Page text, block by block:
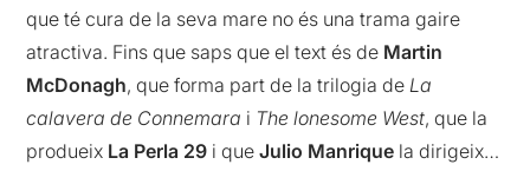
que té cura de la seva mare no és una trama gaire
atractiva. Fins que saps que el text és de Martin
McDonagh, que forma part de la trilogia deLa
calavera de Connemara i The lonesome West, que la
produeix La Perla 29 i queJulio Manrique la dirigeix…